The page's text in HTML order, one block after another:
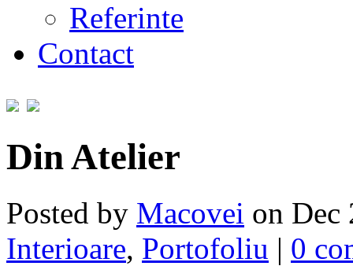
Referinte
Contact
Din Atelier
Posted by Macovei on
Interioare, Portofoliu | 0